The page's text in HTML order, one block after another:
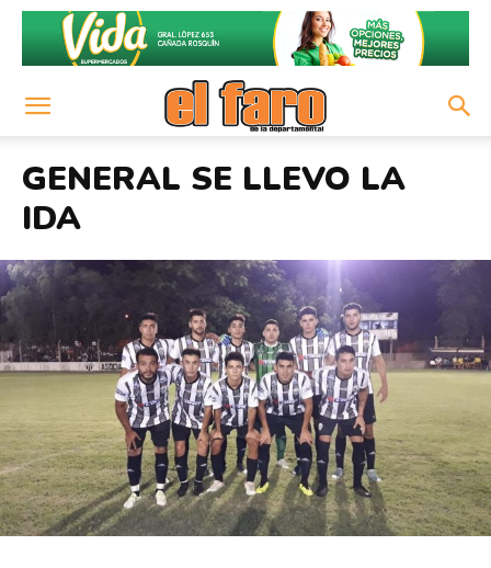
GENERAL SE LLEVO LA
IDA